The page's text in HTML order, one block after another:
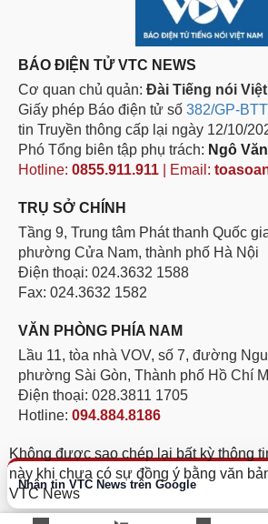
Nhận tin VTC News trên Google
BÁO ĐIỆN TỬ VTC NEWS
Cơ quan chủ quản: Đài Tiếng nói
Giấy phép Báo điện tử số 382/GP-
tin Truyền thông cấp lại ngày 12/10/
Phó Tổng biên tập phụ trách: Ngô
Hotline: 0855.911.911 | Email:
TRỤ SỞ CHÍNH
Tầng 9, Trung tâm Phát thanh Quốc
phường Cửa Nam, thành phố Hà Nội
Điện thoại: 024.3632 1588
Fax: 024.3632 1582
VĂN PHÒNG PHÍA NAM
Lầu 11, tòa nhà VOV, số 7, đường
phường Sài Gòn, Thành phố Hồ Chí
Điện thoại: 028.3811 1705
Hotline: 094.884.8186
Không được sao chép lại bất kỳ thông
này khi chưa có sự đồng ý bằng văn
VTC News